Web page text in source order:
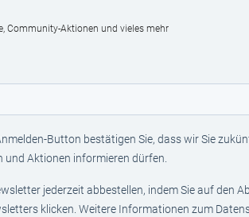
Community-Aktionen und vieles mehr
Button bestätigen Sie, dass wir Sie
und Aktionen informieren dürfen.
jederzeit abbestellen, indem Sie auf den
klicken. Weitere Informationen zum